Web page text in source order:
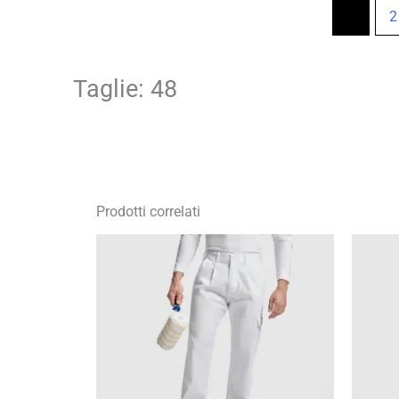
2
Taglie: 48
Prodotti correlati
Fascia
di
prezzo:
da
11,75 €
a
16,79 €